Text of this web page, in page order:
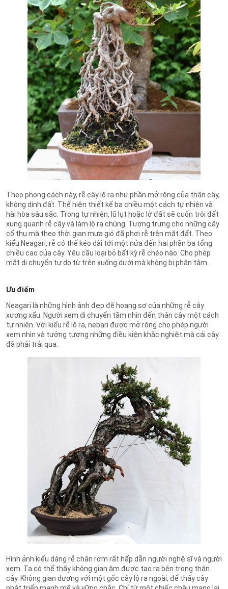
Theo phong cách này, rễ cây lộ ra như phần mở rộng của thân cây,
không dính đất. Thể hiện thiết kế ba chiều một cách tự nhiên và
hài hòa sâu sắc. Trong tự nhiên, lũ lụt hoặc lở đất sẽ cuốn trôi đất
xung quanh rễ cây và làm lộ ra chúng. Tượng trưng cho những cây
cổ thụ mà theo thời gian mưa gió đã phơi rễ trên mặt đất. Theo
kiểu Neagari, rễ có thể kéo dài tới một nửa đến hai phần ba tổng
chiều cao của cây. Yêu cầu loại bỏ bất kỳ rễ chéo nào. Cho phép
mắt di chuyển tự do từ trên xuống dưới mà không bị phân tâm.
Ưu điểm
Neagari là những hình ảnh đẹp đẽ hoang sơ của những rễ cây
xương xẩu. Người xem di chuyển tầm nhìn đến thân cây một cách
tự nhiên. Với kiểu rễ lộ ra, nebari được mở rộng cho phép người
xem nhìn và tưởng tượng những điều kiện khắc nghiệt mà cái cây
đã phải trải qua.
Hình ảnh kiểu dáng rễ chân rơm rất hấp dẫn người nghệ sĩ và người
xem. Ta có thể thấy không gian âm được tạo ra bên trong thân
cây. Không gian dương với một gốc cây lộ ra ngoài, để thấy cây